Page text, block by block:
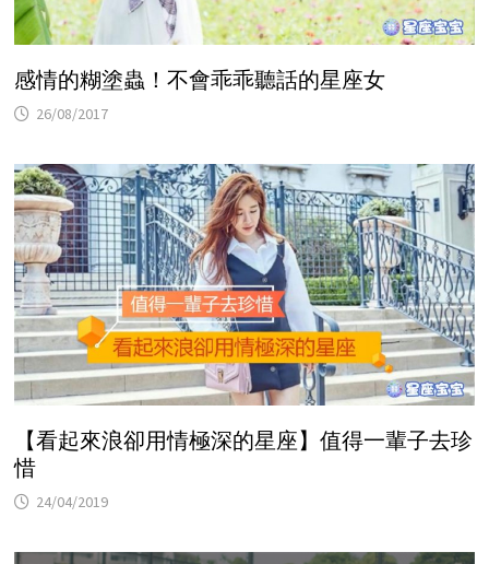
感情的糊塗蟲！不會乖乖聽話的星座女
26/08/2017
【看起來浪卻用情極深的星座】值得一輩子去珍
惜
24/04/2019